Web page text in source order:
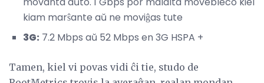
kiam marŝante aŭ ne moviĝas tute
3G: 7.2 Mbps aŭ 52 Mbps en 3G HSPA +
Tamen, kiel vi povas vidi ĉi tie, studo de